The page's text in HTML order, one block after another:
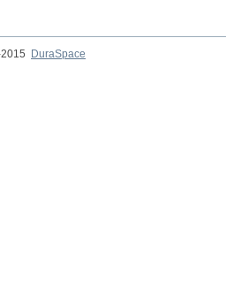
DuraSpace